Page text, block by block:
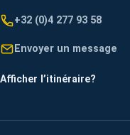
+32 (0)4 277 93 58
Envoyer un message
Afficher l’itinéraire?